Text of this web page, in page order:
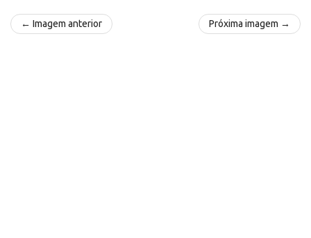
← Imagem anterior Próxima imagem →